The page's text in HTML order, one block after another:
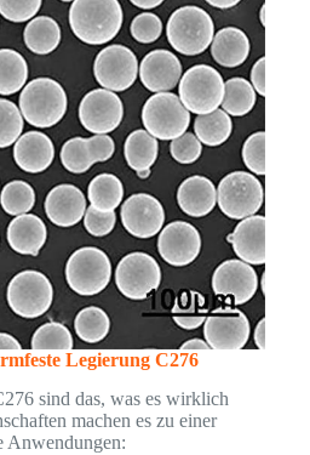
Legierung C276
sind das, was es wirklich
machen es zu einer
Anwendungen: